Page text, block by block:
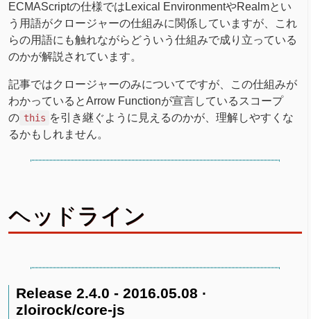
ECMAScriptの仕様ではLexical EnvironmentやRealmとい
う用語がクロージャーの仕組みに関係していますが、これ
らの用語にも触れながらどういう仕組みで成り立っている
のかが解説されています。
記事ではクロージャーのみについてですが、この仕組みが
わかっているとArrow Functionが宣言しているスコープ
の this を引き継ぐように見えるのかが、理解しやすくな
るかもしれません。
ヘッドライン
Release 2.4.0 - 2016.05.08 ·
zloirock/core-js